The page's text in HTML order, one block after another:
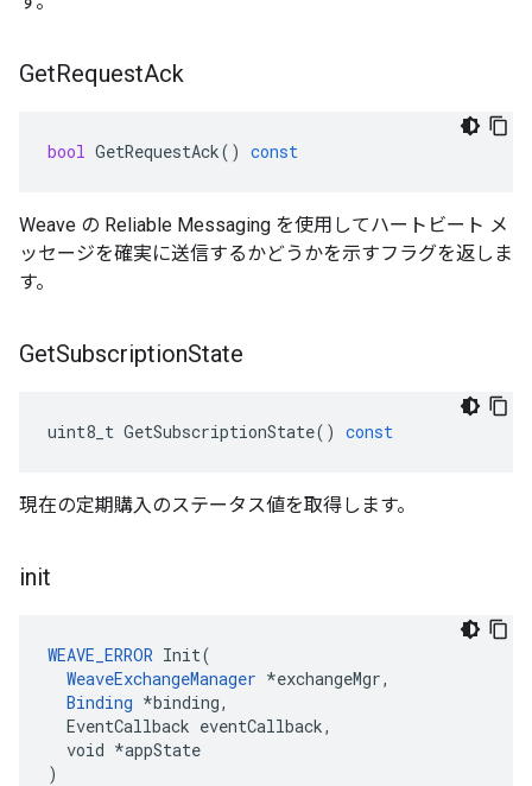
GetRequestAck
bool GetRequestAck() const
Weave の Reliable Messaging を使用してハートビート メ
ッセージを確実に送信するかどうかを示すフラグを返しま
す。
GetSubscriptionState
uint8_t GetSubscriptionState() const
現在の定期購入のステータス値を取得します。
init
WEAVE_ERROR Init(
WeaveExchangeManager *exchangeMgr,
Binding *binding,
  EventCallback eventCallback,
  void *appState
)